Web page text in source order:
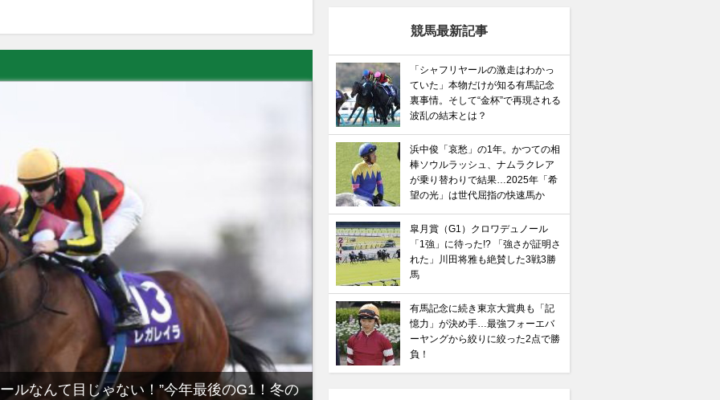
ルなんて目じゃない！”今年最後のG1！冬の
競馬最新記事
「シャフリヤールの激走はわかっ
ていた」本物だけが知る有馬記念
裏事情。そして“金杯”で再現される
波乱の結末とは？
浜中俊「哀愁」の1年。かつての相
棒ソウルラッシュ、ナムラクレア
が乗り替わりで結果…2025年「希
望の光」は世代屈指の快速馬か
皐月賞（G1）クロワデュノール
「1強」に待った!? 「強さが証明さ
れた」川田将雅も絶賛した3戦3勝
馬
有馬記念に続き東京大賞典も「記
憶力」が決め手…最強フォーエバ
ーヤングから絞りに絞った2点で勝
負！